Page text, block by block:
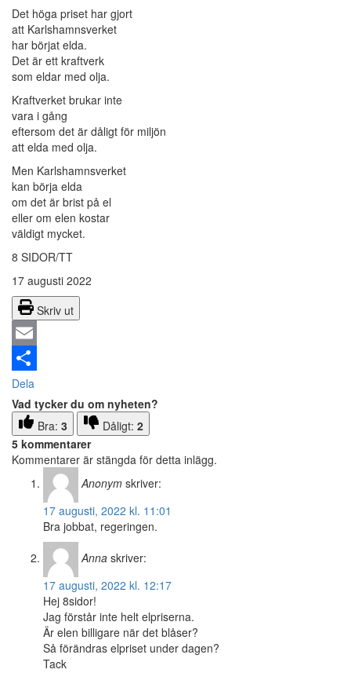
Det höga priset har gjort
att Karlshamnsverket
har börjat elda.
Det är ett kraftverk
som eldar med olja.
Kraftverket brukar inte
vara i gång
eftersom det är dåligt för miljön
att elda med olja.
Men Karlshamnsverket
kan börja elda
om det är brist på el
eller om elen kostar
väldigt mycket.
8 SIDOR/TT
17 augusti 2022
Skriv ut
Email
Dela
Vad tycker du om nyheten?
Bra: 3 Dåligt: 2
5 kommentarer
Kommentarer är stängda för detta inlägg.
Anonym skriver:
17 augusti, 2022 kl. 11:01
Bra jobbat, regeringen.
Anna skriver:
17 augusti, 2022 kl. 12:17
Hej 8sidor!
Jag förstår inte helt elpriserna.
Är elen billigare när det blåser?
Så förändras elpriset under dagen?
Tack